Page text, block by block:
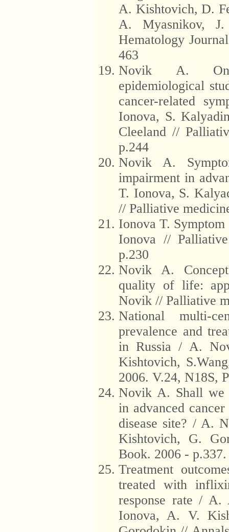
A. Kishtovich, D.
A. Myasnikov, J.
Hematology
463
Novik A.
epidemiological
cancer-related
Ionova, S.
Cleeland //
p.244
Novik A.
impairment in
T. Ionova, S.
// Palliative
Ionova T. Symptom
Ionova //
p.230
Novik A.
quality of life:
Novik // Palliative
National multi-
prevalence and
in Russia / A.
Kishtovich,
2006. V.24, N18S,
Novik A. Shall we
in advanced
disease site? / A.
Kishtovich, G.
Book. 2006 - p.337.
Treatment
treated with
response rate /
Ionova, A. V.